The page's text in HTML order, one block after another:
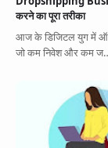
करने का पूरा तरीका
आज के डिजिटल युग में
जो कम निवेश और कम